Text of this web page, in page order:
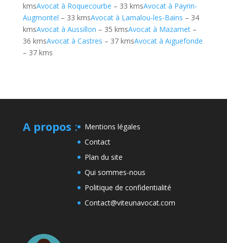
kmsAvocat à Roquecourbe – 33 kmsAvocat à Payrin-
Augmontel – 33 kmsAvocat à Lamalou-les-Bains – 34
kmsAvocat à Aussillon – 35 kmsAvocat à Mazamet–
36 kmsAvocat à Castres – 37 kmsAvocat à Aiguefonde
– 37 kms
A propos :
Mentions légales
Contact
Plan du site
Qui sommes-nous
Politique de confidentialité
Contact@viteunavocat.com